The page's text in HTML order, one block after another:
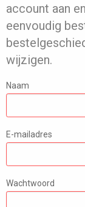
account aan
eenvoudig
wijzigen.
Naam
E-mailadres
Wachtwoord